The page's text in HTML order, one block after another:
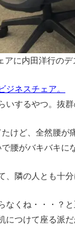
アに内田洋行のデ
ジネスチェア。
いするやつ。抜群
けど、全然腰が
腰がバキバキに
、隣の人とも十分
なくね・・・？と
につけて座る派